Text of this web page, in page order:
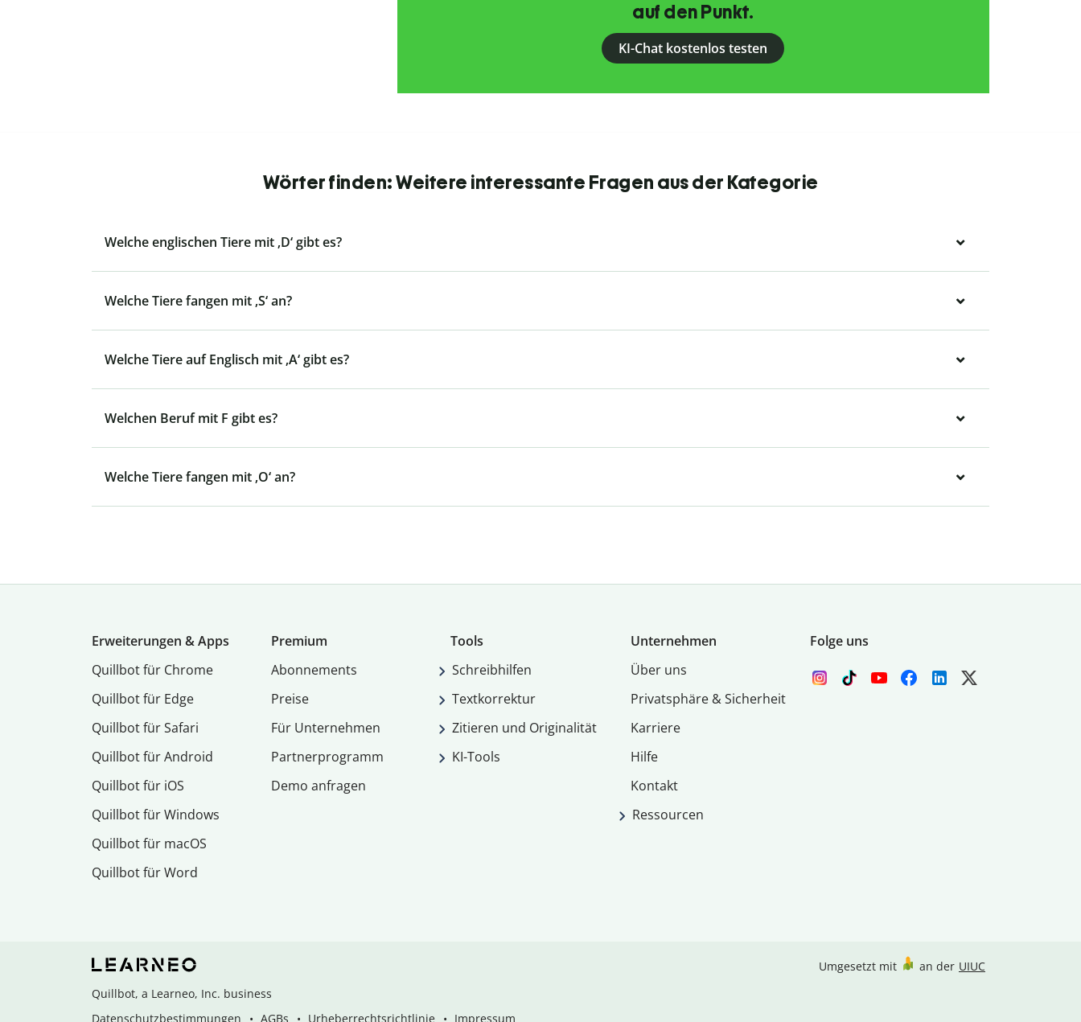
auf den Punkt.
KI-Chat kostenlos testen
Wörter finden: Weitere interessante Fragen aus der Kategorie
Welche englischen Tiere mit ‚D‘ gibt es?
Welche Tiere fangen mit ‚S‘ an?
Welche Tiere auf Englisch mit ‚A‘ gibt es?
Welchen Beruf mit F gibt es?
Welche Tiere fangen mit ‚O‘ an?
Erweiterungen & Apps
Quillbot für Chrome
Quillbot für Edge
Quillbot für Safari
Quillbot für Android
Quillbot für iOS
Quillbot für Windows
Quillbot für macOS
Quillbot für Word
Premium
Abon­ne­ments
Preise
Für Unternehmen
Partnerprogramm
Demo anfragen
Tools
Schreibhilfen
Textkorrektur
Zitieren und Originalität
KI-Tools
Unternehmen
Über uns
Privatsphäre & Sicherheit
Karriere
Hilfe
Kontakt
Ressourcen
Folge uns
Quillbot, a Learneo, Inc. business
Datenschutzbestimmungen
AGBs Urheberrechtsrichtlinie Impressum
Umgesetzt mit an der UIUC